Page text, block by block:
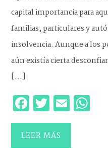
capital importancia para
familias, particulares y
insolvencia. Aunque a los
aún existía cierta
[…]
Facebook
Twitter
Email
LEER MÁS